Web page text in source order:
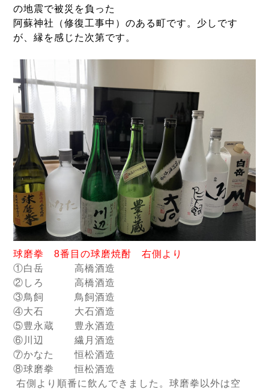
の地震で被災を負った
阿蘇神社（修復工事中）のある町です。少しです
が、縁を感じた次第です。
球磨拳 8番目の球磨焼酎 右側より
①白岳 高橋酒造
②しろ 高橋酒造
③鳥飼 鳥飼酒造
④大石 大石酒造
⑤豊永蔵 豊永酒造
⑥川辺 繊月 酒造
⑦かなた 恒松酒造
⑧球磨拳恒松酒造
右側より順番に飲んできました。球磨拳以外は空